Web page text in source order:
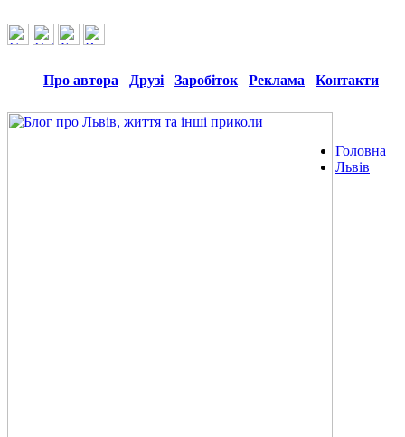
Про автора Друзі Заробіток Реклама Контакти
Головна
Львів